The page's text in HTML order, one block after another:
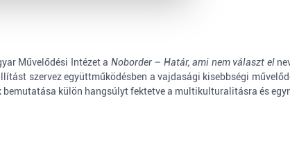
Művelődési Intézet a Noborder – Határ, ami nem választ el
szervez együttműködésben a vajdasági kisebbségi
bemutatása külön hangsúlyt fektetve a multikulturalitásra és